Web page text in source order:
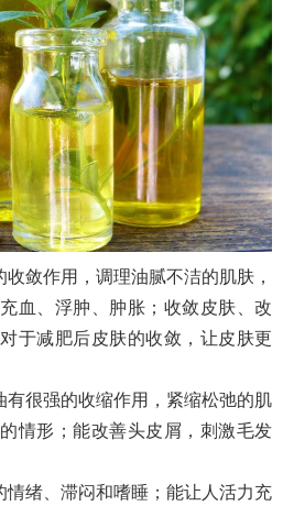
敛作用，调理油腻不洁的肌肤，
血、浮肿、肿胀；收敛皮肤、改
于减肥后皮肤的收敛，让皮肤更
很强的收缩作用，紧缩松弛的肌
情形；能改善头皮屑，刺激毛发
绪、滞闷和嗜睡；能让人活力充